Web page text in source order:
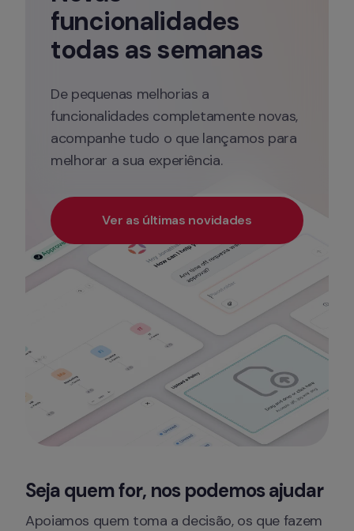
funcionalidades
todas as semanas
De pequenas melhorias a
funcionalidades completamente novas,
acompanhe tudo o que lançamos para
melhorar a sua experiência.
Ver as últimas novidades
Seja quem for, nos podemos ajudar
Apoiamos quem toma a decisão, os que fazem